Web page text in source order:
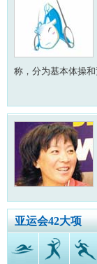
称，分为基本体操和
亚运会42大项